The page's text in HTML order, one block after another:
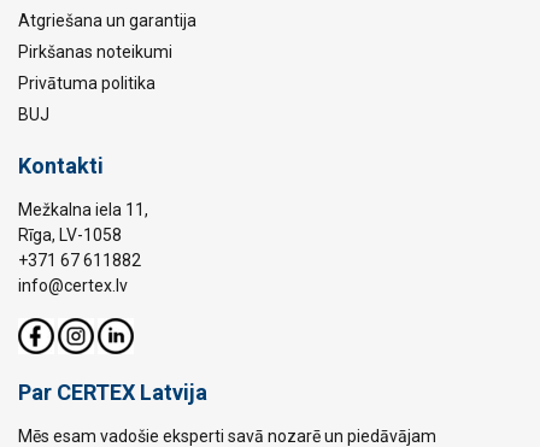
Atgriešana un garantija
Pirkšanas noteikumi
Privātuma politika
BUJ
Kontakti
Mežkalna iela 11,
Rīga, LV-1058
+371 67 611882
info@certex.lv
Par CERTEX Latvija
Mēs esam vadošie eksperti savā nozarē un piedāvājam